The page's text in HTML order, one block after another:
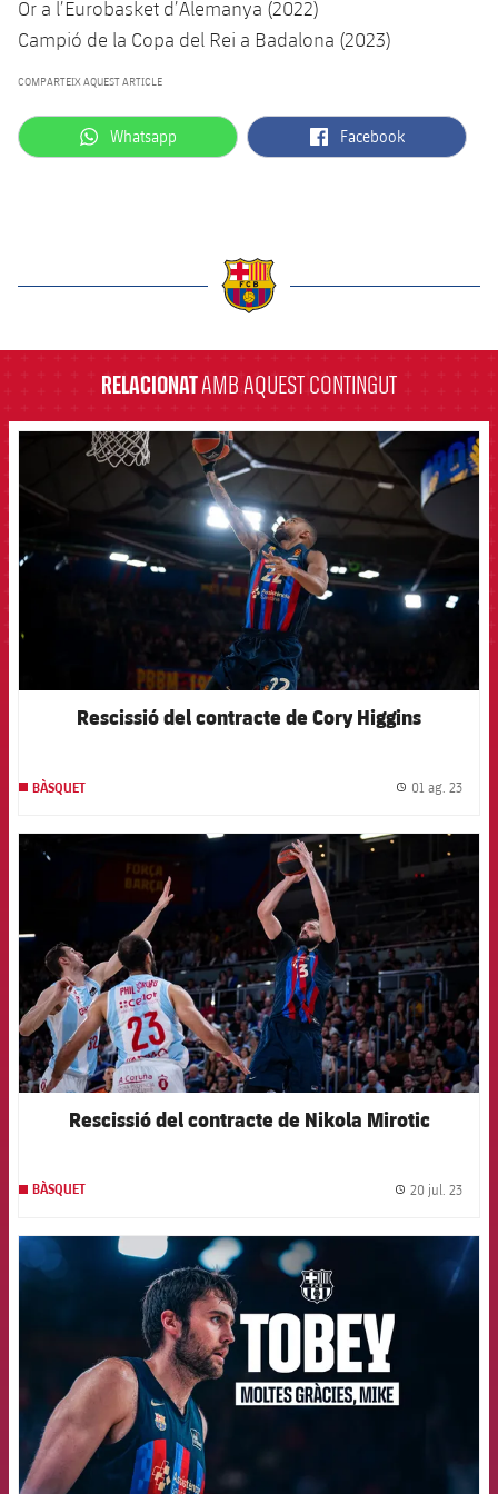
Or a l’Eurobasket d’Alemanya (2022)
Campió de la Copa del Rei a Badalona (2023)
COMPARTEIX AQUEST ARTICLE
label.aria.whatsapp
Whatsapp label.aria.facebook
Facebook
RELACIONATAMB AQUEST CONTINGUT
FCB Barcelona badge
Rescissió del contracte de Cory Higgins
BÀSQUET 01 ag. 23
FCB Barcelona badge
Rescissió del contracte de Nikola Mirotic
BÀSQUET 20 jul. 23
FCB Barcelona badge